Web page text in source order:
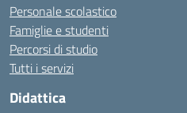
Personale scolastico
Famiglie e studenti
Percorsi di studio
Tutti i servizi
Didattica